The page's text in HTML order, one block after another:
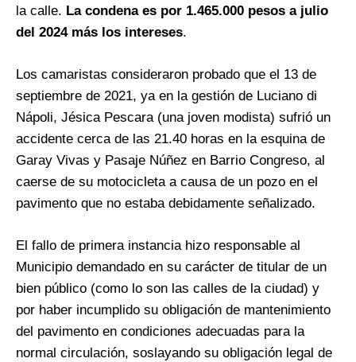
la calle. La condena es por 1.465.000 pesos a julio
del 2024 más los intereses.
Los camaristas consideraron probado que el 13 de
septiembre de 2021, ya en la gestión de Luciano di
Nápoli, Jésica Pescara (una joven modista) sufrió un
accidente cerca de las 21.40 horas en la esquina de
Garay Vivas y Pasaje Núñez en Barrio Congreso, al
caerse de su motocicleta a causa de un pozo en el
pavimento que no estaba debidamente señalizado.
El fallo de primera instancia hizo responsable al
Municipio demandado en su carácter de titular de un
bien público (como lo son las calles de la ciudad) y
por haber incumplido su obligación de mantenimiento
del pavimento en condiciones adecuadas para la
normal circulación, soslayando su obligación legal de